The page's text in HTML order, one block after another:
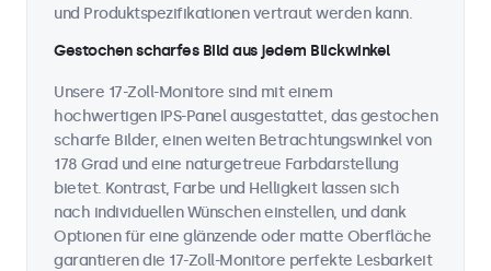
und Produktspezifikationen vertraut werden kann.
Gestochen scharfes Bild aus jedem Blickwinkel
Unsere 17-Zoll-Monitore sind mit einem
hochwertigen IPS-Panel ausgestattet, das gestochen
scharfe Bilder, einen weiten Betrachtungswinkel von
178 Grad und eine naturgetreue Farbdarstellung
bietet. Kontrast, Farbe und Helligkeit lassen sich
nach individuellen Wünschen einstellen, und dank
Optionen für eine glänzende oder matte Oberfläche
garantieren die 17-Zoll-Monitore perfekte Lesbarkeit